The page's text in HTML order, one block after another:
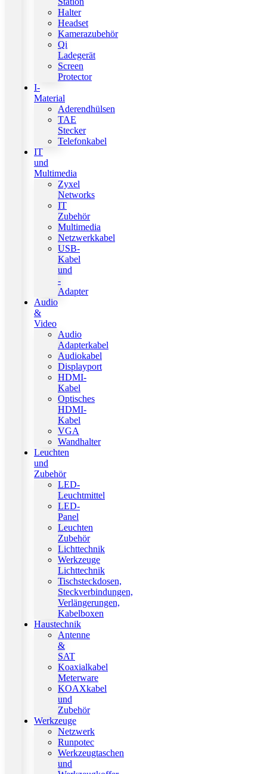
Halter
Headset
Kamerazubehör
Qi
Ladegerät
Screen
Protector
I-
Material
Aderendhülsen
TAE
Stecker
Telefonkabel
IT
und
Multimedia
Zyxel
Networks
IT
Zubehör
Multimedia
Netzwerkkabel
USB-
Kabel
und
-
Adapter
Audio
&
Video
Audio
Adapterkabel
Audiokabel
Displayport
HDMI-
Kabel
Optisches
HDMI-
Kabel
VGA
Wandhalter
Leuchten
und
Zubehör
LED-
Leuchtmittel
LED-
Panel
Leuchten
Zubehör
Lichttechnik
Werkzeuge
Lichttechnik
Tischsteckdosen,
Steckverbindungen,
Verlängerungen,
Kabelboxen
Haustechnik
Antenne
&
SAT
Koaxialkabel
Meterware
KOAXkabel
und
Zubehör
Werkzeuge
Netzwerk
Runpotec
Werkzeugtaschen
und